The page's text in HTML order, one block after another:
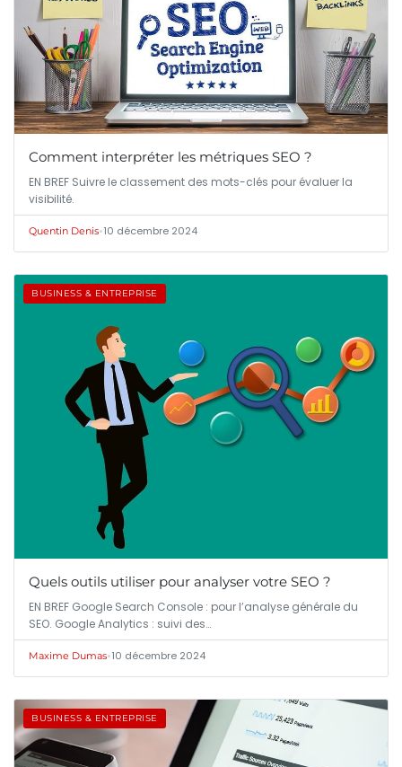
Comment interpréter les métriques SEO ?
EN BREF Suivre le classement des mots-clés pour évaluer la
visibilité.
Quentin Denis•10 décembre 2024
BUSINESS & ENTREPRISE
Quels outils utiliser pour analyser votre SEO ?
EN BREF Google Search Console : pour l’analyse générale du
SEO. Google Analytics : suivi des…
Maxime Dumas•10 décembre 2024
BUSINESS & ENTREPRISE